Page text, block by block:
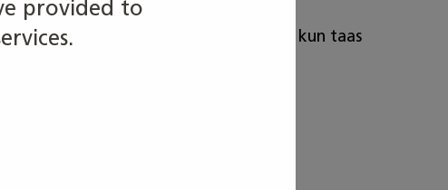
provided to
normaaleina toimistoaikoina, kun taas